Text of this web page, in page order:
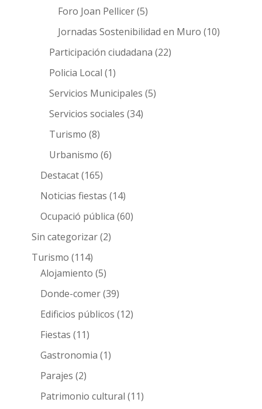
Foro Joan Pellicer(5)
Jornadas Sostenibilidad en Muro (10)
Participación ciudadana (22)
Policia Local (1)
Servicios Municipales (5)
Servicios sociales (34)
Turismo (8)
Urbanismo (6)
Destacat(165)
Noticias fiestas (14)
Ocupació pública (60)
Sin categorizar(2)
Turismo (114)
Alojamiento (5)
Donde-comer(39)
Edificios públicos (12)
Fiestas (11)
Gastronomia (1)
Parajes (2)
Patrimonio cultural (11)